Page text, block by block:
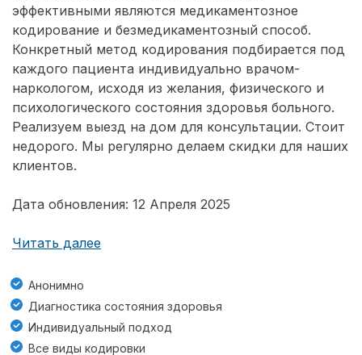
эффективными являются медикаментозное
кодирование и безмедикаментозный способ.
Конкретный метод кодирования подбирается под
каждого пациента индивидуально врачом-
наркологом, исходя из желания, физического и
психологического состояния здоровья больного.
Реализуем выезд на дом для консультации. Стоит
недорого. Мы регулярно делаем скидки для наших
клиентов.
Дата обновления: 12 Апреля 2025
Читать далее
Анонимно
Диагностика состояния здоровья
Индивидуальный подход
Все виды кодировки